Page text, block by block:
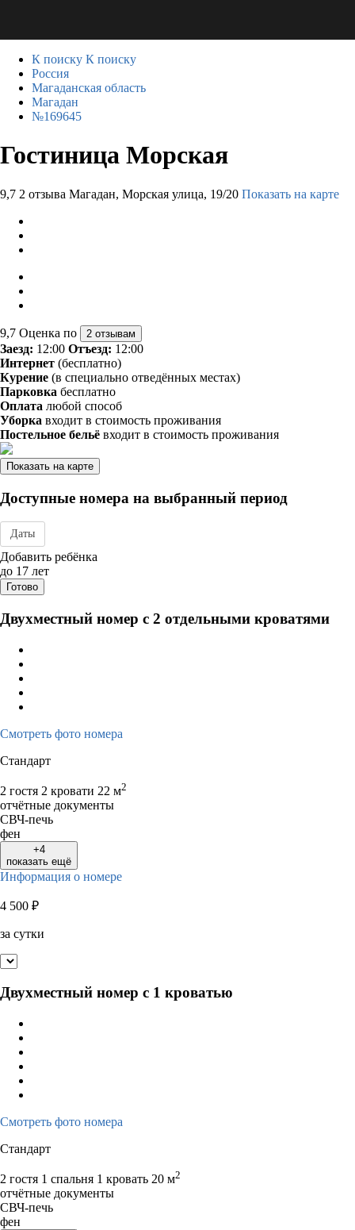
К поиску К поиску
Россия
Магаданская область
Магадан
№169645
Гостиница Морская
9,7 2 отзыва Магадан, Морская улица, 19/20 Показать на карте
9,7 Оценка по 2 отзывам
Заезд: 12:00 Отъезд: 12:00
Интернет (бесплатно)
Курение (в специально отведённых местах)
Парковка бесплатно
Оплата любой способ
Уборка входит в стоимость проживания
Постельное бельё входит в стоимость проживания
Показать на карте
Доступные номера на выбранный период
Даты
Дата заезда - отъезда
Добавить ребёнка
до 17 лет
Готово
Двухместный номер с 2 отдельными кроватями
Смотреть фото номера
Стандарт
2 гостя 2 кровати 22 м2
отчётные документы
СВЧ-печь
фен
+4
показать ещё
Информация о номере
4 500 ₽
за сутки
Двухместный номер с 1 кроватью
Смотреть фото номера
Стандарт
2 гостя 1 спальня 1 кровать 20 м2
отчётные документы
СВЧ-печь
фен